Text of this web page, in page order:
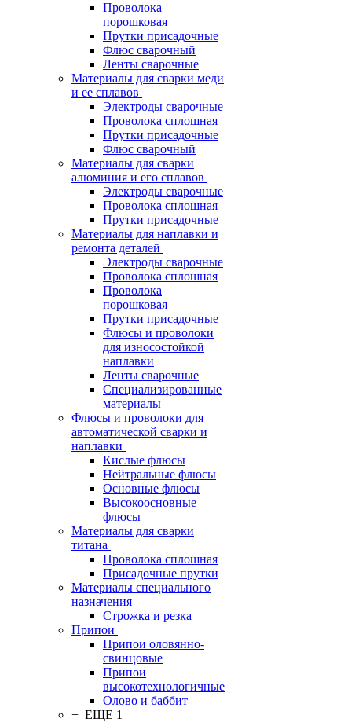
Проволока
порошковая
Прутки присадочные
Флюс сварочный
Ленты сварочные
Материалы для сварки меди
и ее сплавов
Электроды сварочные
Проволока сплошная
Прутки присадочные
Флюс сварочный
Материалы для сварки
алюминия и его сплавов
Электроды сварочные
Проволока сплошная
Прутки присадочные
Материалы для наплавки и
ремонта деталей
Электроды сварочные
Проволока сплошная
Проволока
порошковая
Прутки присадочные
Флюсы и проволоки
для износостойкой
наплавки
Ленты сварочные
Специализированные
материалы
Флюсы и проволоки для
автоматической сварки и
наплавки
Кислые флюсы
Нейтральные флюсы
Основные флюсы
Высокоосновные
флюсы
Материалы для сварки
титана
Проволока сплошная
Присадочные прутки
Материалы специального
назначения
Строжка и резка
Припои
Припои оловянно-
свинцовые
Припои
высокотехнологичные
Олово и баббит
+ ЕЩЕ 1